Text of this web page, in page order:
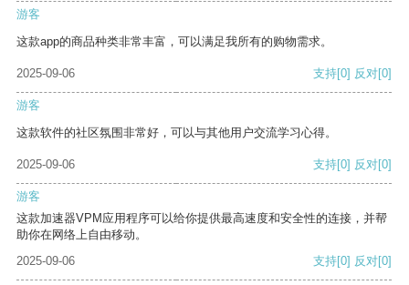
游客
这款app的商品种类非常丰富，可以满足我所有的购物需求。
2025-09-06 支持[0] 反对[0]
游客
这款软件的社区氛围非常好，可以与其他用户交流学习心得。
2025-09-06 支持[0] 反对[0]
游客
这款加速器VPM应用程序可以给你提供最高速度和安全性的连接，并帮
助你在网络上自由移动。
2025-09-06
支持[0] 反对[0]